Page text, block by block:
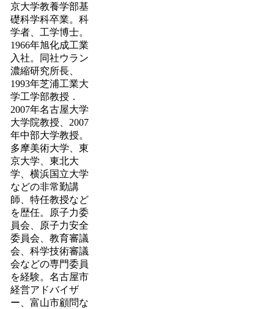
京大学教養学部基
礎科学科卒業。科
学者、工学博士。
1966年旭化成工業
入社。同社ウラン
濃縮研究所長、
1993年芝浦工業大
学工学部教授．
2007年名古屋大学
大学院教授、2007
年中部大学教授。
多摩美術大学、東
京大学、東北大
学、横浜国立大学
などの非常勤講
師、特任教授など
を歴任。原子力委
員会、原子力安全
委員会、教育審議
会、科学技術審議
会などの専門委員
を経験。名古屋市
経営アドバイザ
ー、富山市顧問な